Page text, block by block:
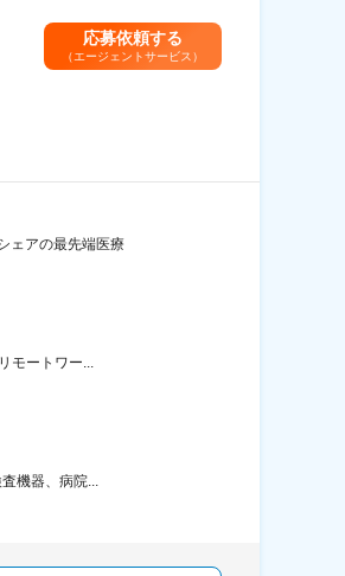
応募依頼する
（エージェントサービス）
ェアの最先端医療
モートワー...
機器、病院...